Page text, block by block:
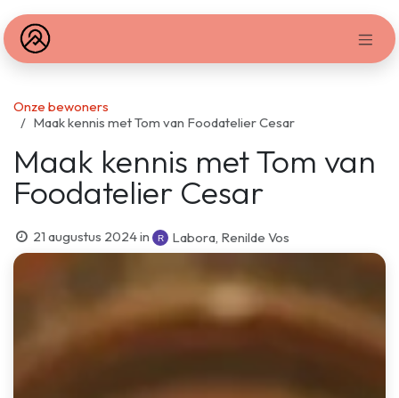
Onze bewoners
Maak kennis met Tom van Foodatelier Cesar
Maak kennis met Tom van
Foodatelier Cesar
21 augustus 2024in Labora, Renilde Vos